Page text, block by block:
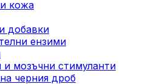
кожа
добавки
ензими
мозъчни стимуланти
черния дроб